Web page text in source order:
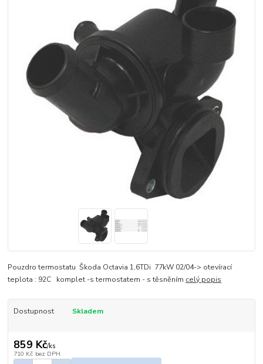
Pouzdro termostatu Škoda Octavia 1,6TDi 77kW 02/04-> otevírací
teplota : 92C komplet -s termostatem - s těsněním celý popis
Dostupnost Skladem
859 Kč/ks
710 Kč bez DPH